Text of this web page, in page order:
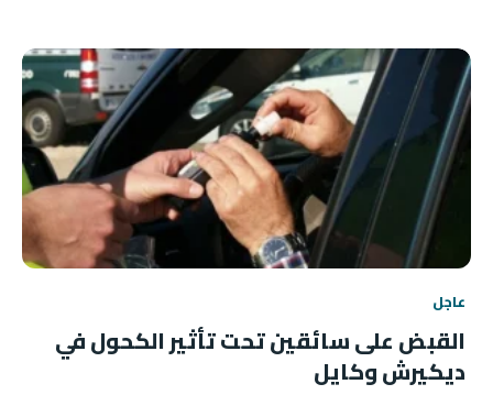
عاجل
القبض على سائقين تحت تأثير الكحول في
ديكيرش وكايل